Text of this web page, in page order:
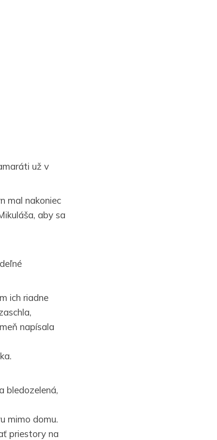
už v
mal nakoniec
aby sa
ich riadne
napísala
bledozelená,
mimo domu.
priestory na